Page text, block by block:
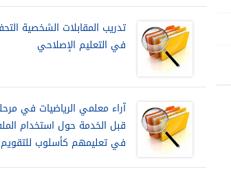
تدريب المقابلات الشخصية
في التعليم الإصلاحي
آراء معلمي الرياضيات في
قبل الخدمة حول استخدام
في تعليمهم كأسلوب للتقويم